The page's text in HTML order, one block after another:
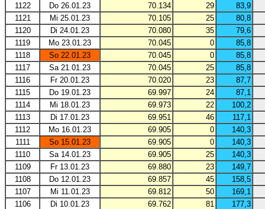
1122
Do 26.01.23 70.134 29
83,9
1121
Mi 25.01.23 70.105 25
80,8
1120
Di 24.01.23 70.080 35
79,6
1119
Mo 23.01.23 70.045 0
85,8
1118
So 22.01.23 70.045 0
85,8
1117
Sa 21.01.23 70.045 25
85,8
1116
Fr 20.01.23 70.020 23
87,7
1115
Do 19.01.23 69.997 24
87,1
1114
Mi 18.01.23 69.973 22
100,2
1113
Di 17.01.23 69.951 46
117,1
1112
Mo 16.01.23 69.905 0
140,3
1111
So 15.01.23 69.905 0
140,3
1110
Sa 14.01.23 69.905 25
140,3
1109
Fr 13.01.23 69.880 23
149,7
1108
Do 12.01.23 69.857 45
158,5
1107
Mi 11.01.23 69.812 50
169,1
1106
Di 10.01.23 69.762 81
177,3